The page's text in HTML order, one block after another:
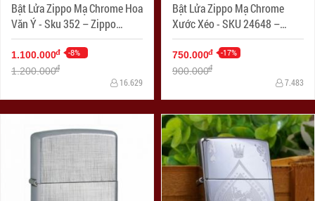
Bật Lửa Zippo Mạ Chrome Hoa
Văn Ý - Sku 352 – Zippo
Venetian Chrome
1.100.000đ -8%
1.200.000đ
16.629
Bật Lửa Zippo Mạ Chrome
Xước Xéo - SKU 24648 –
Zippo Herringbone Sweep
Brushed Chrome
750.000đ -17%
900.000đ
7.483